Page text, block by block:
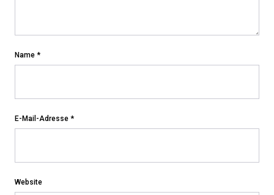
Name *
E-Mail-Adresse *
Website